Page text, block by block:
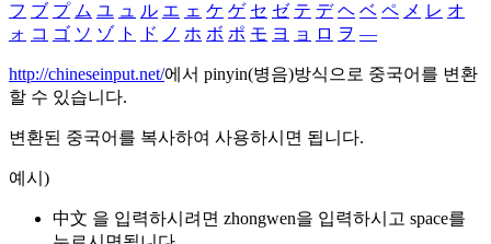
フ ブ プ ム ユ ュ ル エ ェ ケ ゲ セ ゼ テ デ ヘ ベ ペ メ レ オ
ォ コ ゴ ソ ゾ ト ド ノ ホ ボ ポ モ ヨ ョ ロ ヲ ―
http://chineseinput.net/에서 pinyin(병음)방식으로 중국어를 변환
할 수 있습니다.
변환된 중국어를 복사하여 사용하시면 됩니다.
예시)
中文 을 입력하시려면 zhongwen을 입력하시고 space를